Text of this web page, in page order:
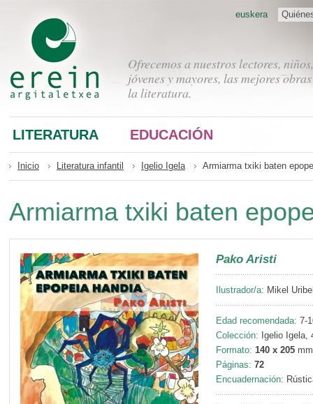
Ofrecemos a nuestros lectores, niños,
jóvenes y mayores, las mejores
la literatura.
euskera
LITERATURA EDUCACIÓN
Inicio Literatura infantil Igelio Igela Armiarma txiki baten
Armiarma txiki baten
Pako Aristi
Ilustrador/a: Mikel
Edad recomendada: 7-
Colección: Igelio Igela,
Formato: 140 x 205 mm
Páginas: 72
Encuadernación: